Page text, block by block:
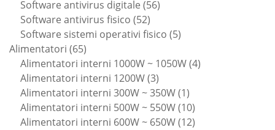
Software antivirus digitale 5656
Software antivirus fisico 5252
prodotti
Software sistemi operativi fisico 55
Alimentatori 6565
prodotti
Alimentatori interni 1000W ~ 1050W 44
Alimentatori interni 1200W 33
prodotti
Alimentatori interni 300W ~ 350W 11
prodotto
Alimentatori interni 500W ~ 550W 1010
prodotti
Alimentatori interni 600W ~ 650W 1212